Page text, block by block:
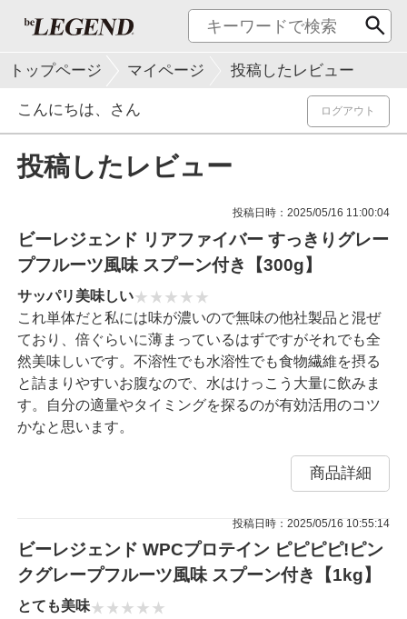
トップページ マイページ 投稿したレビュー
こんにちは、 さん ログアウト
投稿したレビュー
投稿日時：2025/05/16 11:00:04
ビーレジェンド リアファイバー すっきりグレー
プフルーツ風味 スプーン付き【300g】
サッパリ美味しい
これ単体だと私には味が濃いので無味の他社製品と混ぜ
ており、倍ぐらいに薄まっているはずですがそれでも全
然美味しいです。不溶性でも水溶性でも食物繊維を摂る
と詰まりやすいお腹なので、水はけっこう大量に飲みま
す。自分の適量やタイミングを探るのが有効活用のコツ
かなと思います。
商品詳細
投稿日時：2025/05/16 10:55:14
ビーレジェンド WPCプロテイン ピピピピ!ピン
クグレープフルーツ風味 スプーン付き【1kg】
とても美味